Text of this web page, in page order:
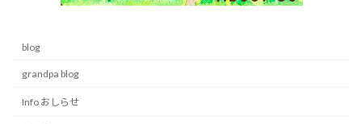
blog
grandpa blog
Info おしらせ